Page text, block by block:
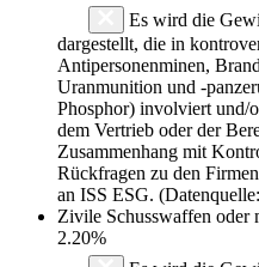
Es wird die
dargestellt, die in
Antipersonenminen,
Uranmunition und -
Phosphor) involviert und/
dem Vertrieb oder der
Zusammenhang mit
Rückfragen zu den
an ISS ESG.
Zivile Schusswaffen oder
2.20%